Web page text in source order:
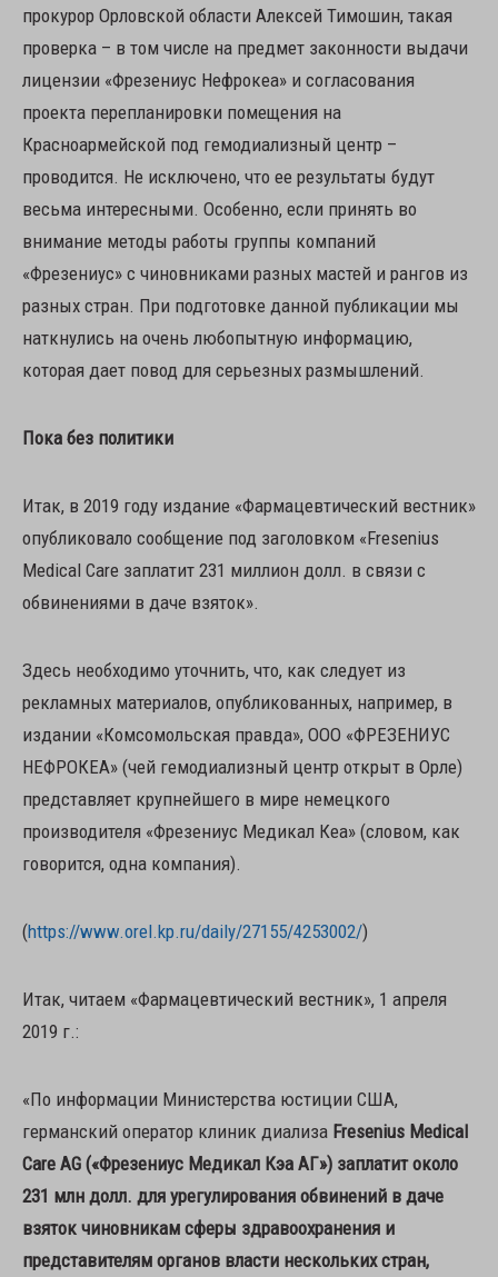
прокурор Орловской области Алексей Тимошин, такая
проверка – в том числе на предмет законности выдачи
лицензии «Фрезениус Нефрокеа» и согласования
проекта перепланировки помещения на
Красноармейской под гемодиализный центр –
проводится. Не исключено, что ее результаты будут
весьма интересными. Особенно, если принять во
внимание методы работы группы компаний
«Фрезениус» с чиновниками разных мастей и рангов из
разных стран. При подготовке данной публикации мы
наткнулись на очень любопытную информацию,
которая дает повод для серьезных размышлений.
Пока без политики
Итак, в 2019 году издание «Фармацевтический вестник»
опубликовало сообщение под заголовком «Fresenius
Medical Care заплатит 231 миллион долл. в связи с
обвинениями в даче взяток».
Здесь необходимо уточнить, что, как следует из
рекламных материалов, опубликованных, например, в
издании «Комсомольская правда», ООО «ФРЕЗЕНИУС
НЕФРОКЕА» (чей гемодиализный центр открыт в Орле)
представляет крупнейшего в мире немецкого
производителя «Фрезениус Медикал Кеа» (словом, как
говорится, одна компания).
(https://www.orel.kp.ru/daily/27155/4253002/)
Итак, читаем «Фармацевтический вестник», 1 апреля
2019 г.:
«По информации Министерства юстиции США,
германский оператор клиник диализа Fresenius Medical
Care AG («Фрезениус Медикал Кэа АГ») заплатит около
231 млн долл. для урегулирования обвинений в даче
взяток чиновникам сферы здравоохранения и
представителям органов власти нескольких стран,